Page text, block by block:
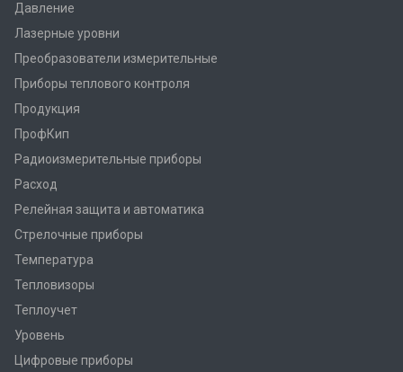
Давление
Лазерные уровни
Преобразователи измерительные
Приборы теплового контроля
Продукция
ПрофКип
Радиоизмерительные приборы
Расход
Релейная защита и автоматика
Стрелочные приборы
Температура
Тепловизоры
Теплоучет
Уровень
Цифровые приборы